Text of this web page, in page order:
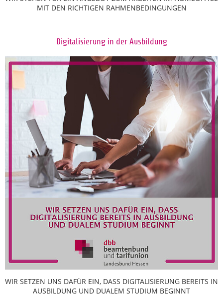
MIT DEN RICHTIGEN RAHMENBEDINGUNGEN
Digitalisierung in der Ausbildung
WIR SETZEN UNS DAFÜR EIN, DASS DIGITALISIERUNG BEREITS IN
AUSBILDUNG UND DUALEM STUDIUM BEGINNT